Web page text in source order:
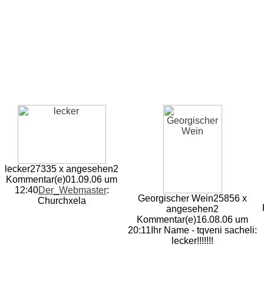
lecker27335 x angesehen2
Kommentar(e)01.09.06 um
12:40Der_Webmaster:
Churchxela
Georgischer Wein25856 x
angesehen2
Kommentar(e)16.08.06 um
20:11 Ihr Name - tqveni sacheli:
lecker!!!!!!!